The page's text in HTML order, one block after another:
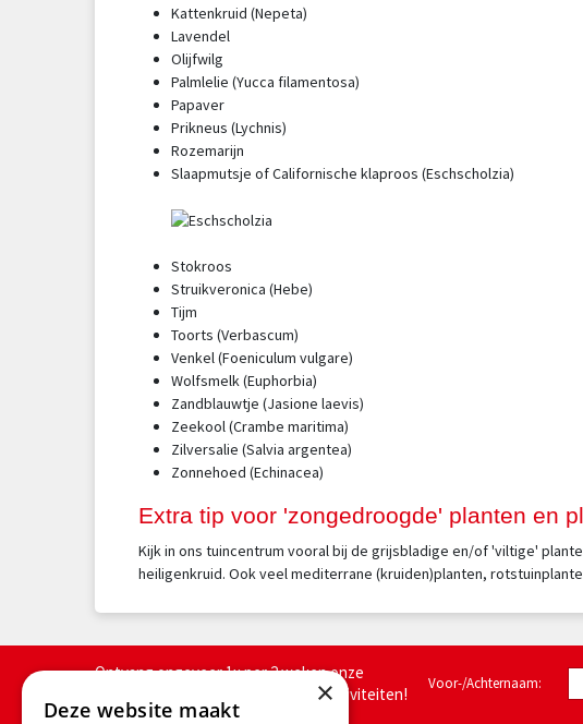
Kattenkruid (Nepeta)
Lavendel
Olijfwilg
Palmlelie (Yucca filamentosa)
Papaver
Prikneus (Lychnis)
Rozemarijn
Slaapmutsje of Californische klaproos (Eschscholzia)
Stokroos
Struikveronica (Hebe)
Tijm
Toorts (Verbascum)
Venkel (Foeniculum vulgare)
Wolfsmelk (Euphorbia)
Zandblauwtje (Jasione laevis)
Zeekool (Crambe maritima)
Zilversalie (Salvia argentea)
Zonnehoed (Echinacea)
Extra tip voor 'zongedroogde' planten en
Kijk in ons tuincentrum vooral bij de grijsbladige en/of 'viltige'
heiligenkruid. Ook veel mediterrane (kruiden)planten,
Ontvang ongeveer 1x per 2 weken onze
nieuwsbrief met acties, nieuws & activiteiten!
We slaan jouw gegevens op conform
Voor-/Achternaam:
×
Deze website maakt